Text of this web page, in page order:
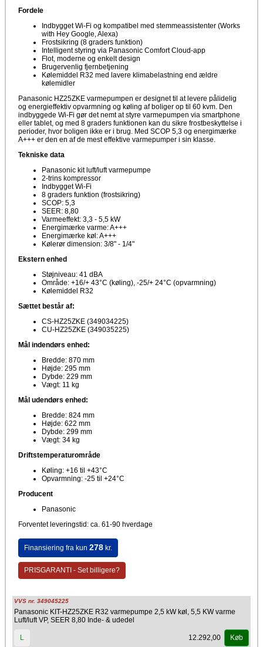
Fordele
Indbygget Wi-Fi og kompatibel med stemmeassistenter (Works
with Hey Google, Alexa)
Frostsikring (8 graders funktion)
Intelligent styring via Panasonic Comfort Cloud-app
Flot, moderne og enkelt design
Brugervenlig fjernbetjening
Kølemiddel R32 med lavere klimabelastning end ældre
kølemidler
Panasonic HZ25ZKE varmepumpen er designet til at levere pålidelig
og energieffektiv opvarmning og køling af boliger op til 60 kvm. Den
indbyggede Wi-Fi gør det nemt at styre varmepumpen via smartphone
eller tablet, og med 8 graders funktionen kan du sikre frostbeskyttelse i
perioder, hvor boligen ikke er i brug. Med SCOP 5,3 og energimærke
A+++ er den en af de mest effektive varmepumper i sin klasse.
Tekniske data
Panasonic kit luft/luft varmepumpe
2-trins kompressor
Indbygget Wi-Fi
8 graders funktion (frostsikring)
SCOP: 5,3
SEER: 8,80
Varmeeffekt: 3,3 - 5,5 kW
Energimærke varme: A+++
Energimærke køl: A+++
Kølerør dimension: 3/8" - 1/4"
Ekstern enhed
Støjniveau: 41 dBA
Område: +16/+ 43°C (køling), -25/+ 24°C (opvarmning)
Kølemiddel R32
Sættet består af:
CS-HZ25ZKE (349034225)
CU-HZ25ZKE (349035225)
Mål indendørs enhed:
Bredde: 870 mm
Højde: 295 mm
Dybde: 229 mm
Vægt: 11 kg
Mål udendørs enhed:
Bredde: 824 mm
Højde: 622 mm
Dybde: 299 mm
Vægt: 34 kg
Driftstemperaturområde
Køling: +16 til +43°C
Opvarmning: -25 til +24°C
Producent
Panasonic
Forventet leveringstid: ca. 61-90 hverdage
Finansiering fra kun 278kr.
PRISGARANTI - Set billigere?
VVS nr. 349045225
Panasonic KIT-HZ25ZKE R32 varmepumpe 2,5 kW køl, 5,5 KW varme
Luft/luft VP, SEER 8,80 Inde- & udedel
L 12.292,00 Køb